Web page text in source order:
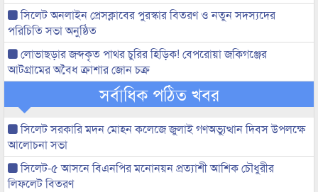
সিলেট অনলাইন প্রেসক্লাবের পুরস্কার বিতরণ ও নতুন সদস্যদের
পরিচিতি সভা অনুষ্ঠিত
লোভাছড়ার জব্দকৃত পাথর চুরির হিড়িক! বেপরোয়া জকিগঞ্জের
আটগ্রামের অবৈধ ক্রাশার জোন চক্র
সর্বাধিক পঠিত খবর
সিলেট সরকারি মদন মোহন কলেজে জুলাই গণঅভ্যুত্থান দিবস উপলক্ষে
আলোচনা সভা
সিলেট-৫ আসনে বিএনপির মনোনয়ন প্রত্যাশী আশিক চৌধুরীর
লিফলেট বিতরণ